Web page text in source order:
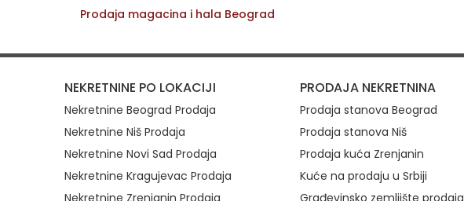
Prodaja magacina i hala Beograd
NEKRETNINE PO LOKACIJI
Nekretnine Beograd Prodaja
Nekretnine Niš Prodaja
Nekretnine Novi Sad Prodaja
Nekretnine Kragujevac Prodaja
Nekretnine Zrenjanin Prodaja
PRODAJA NEKRETNINA
Prodaja stanova Beograd
Prodaja stanova Niš
Prodaja kuća Zrenjanin
Kuće na prodaju u Srbiji
Građevinsko zemljište prodaja